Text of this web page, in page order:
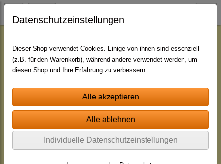
Datenschutzeinstellungen
Dieser Shop verwendet Cookies. Einige von ihnen sind essenziell
(z.B. für den Warenkorb), während andere verwendet werden, um
diesen Shop und Ihre Erfahrung zu verbessern.
Individuelle Datenschutzeinstellungen